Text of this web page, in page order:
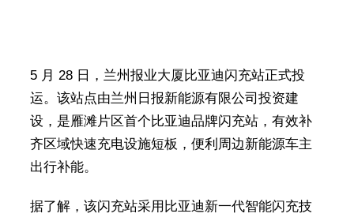
5 月 28 日，兰州报业大厦比亚迪闪充站正式投
运。该站点由兰州日报新能源有限公司投资建
设，是雁滩片区首个比亚迪品牌闪充站，有效补
齐区域快速充电设施短板，便利周边新能源车主
出行补能。
据了解，该闪充站采用比亚迪新一代智能闪充技